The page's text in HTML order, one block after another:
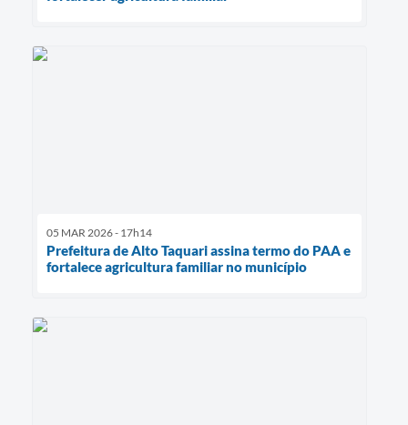
05 MAR 2026 - 17h14
Prefeitura de Alto Taquari assina termo do PAA e
fortalece agricultura familiar no município